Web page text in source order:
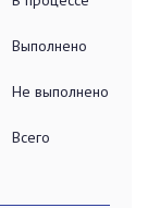
Выполнено
Не выполнено
Всего